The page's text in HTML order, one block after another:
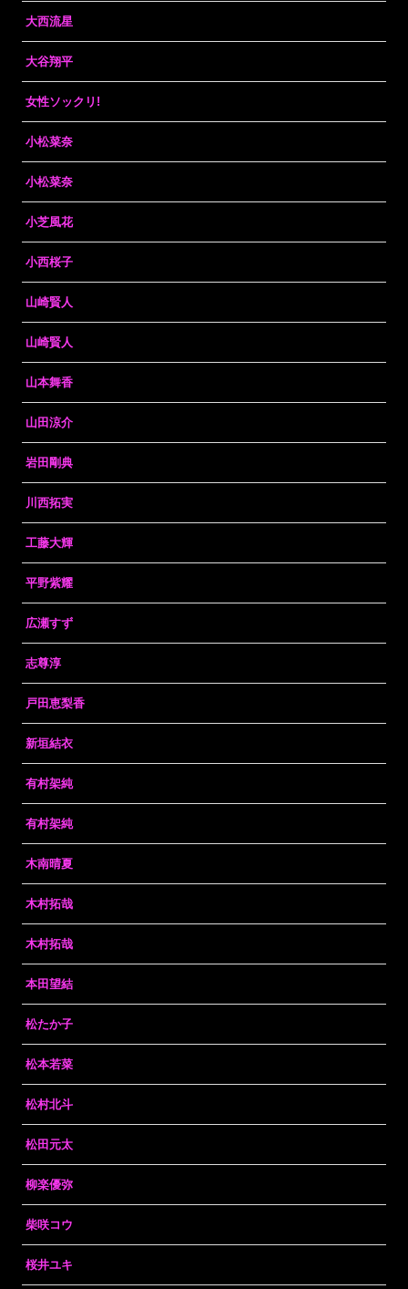
大西流星
大谷翔平
女性ソックリ!
小松菜奈
小松菜奈
小芝風花
小西桜子
山崎賢人
山崎賢人
山本舞香
山田涼介
岩田剛典
川西拓実
工藤大輝
平野紫耀
広瀬すず
志尊淳
戸田恵梨香
新垣結衣
有村架純
有村架純
木南晴夏
木村拓哉
木村拓哉
本田望結
松たか子
松本若菜
松村北斗
松田元太
柳楽優弥
柴咲コウ
桜井ユキ